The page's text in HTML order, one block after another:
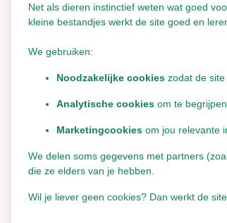
Net als dieren instinctief weten wat goed
kleine bestandjes werkt de site goed en
We gebruiken:
Noodzakelijke cookies zodat de site
Analytische cookies om te
Marketingcookies om jou relevante
We delen soms gegevens met partners
die ze elders van je hebben.
Wil je liever geen cookies? Dan werkt de